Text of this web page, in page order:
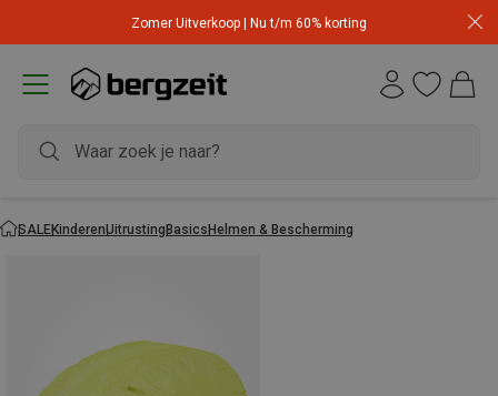
Zomer Uitverkoop | Nu t/m 60% korting
SALEKinderenUitrustingBasicsHelmen & Bescherming